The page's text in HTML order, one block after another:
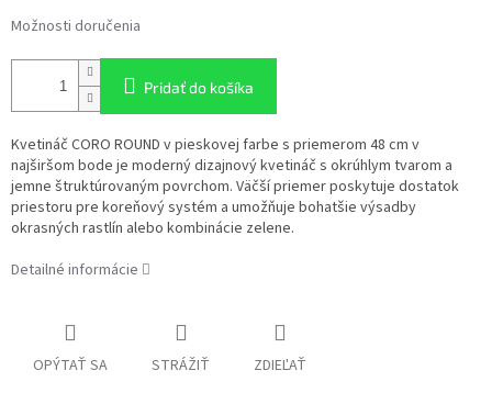
Možnosti doručenia
Pridať do košíka
Kvetináč CORO ROUND v pieskovej farbe s priemerom 48 cm v
najširšom bode je moderný dizajnový kvetináč s okrúhlym tvarom a
jemne štruktúrovaným povrchom. Väčší priemer poskytuje dostatok
priestoru pre koreňový systém a umožňuje bohatšie výsadby
okrasných rastlín alebo kombinácie zelene.
Detailné informácie
OPÝTAŤ SA STRÁŽIŤ ZDIEĽAŤ